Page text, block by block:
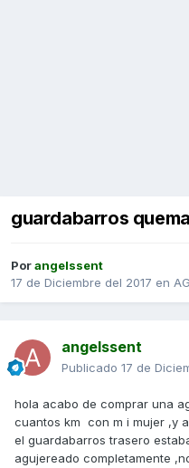
guardabarros
Porangelssent
17 de Diciembre del 2017 en
angelssent
Publicado 17 de
hola acabo de comprar una
cuantos km con m i mujer ,y
el guardabarros trasero
agujereado completamente